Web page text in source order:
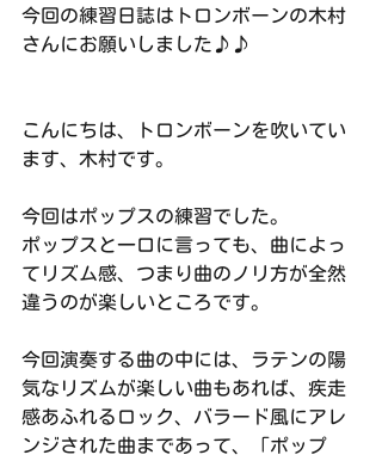
今回の練習日誌はトロンボーンの木村
さんにお願いしました♪♪
こんにちは、トロンボーンを吹いてい
ます、木村です。
今回はポップスの練習でした。
ポップスと一口に言っても、曲によっ
てリズム感、つまり曲のノリ方が全然
違うのが楽しいところです。
今回演奏する曲の中には、ラテンの陽
気なリズムが楽しい曲もあれば、疾走
感あふれるロック、バラード風にアレ
ンジされた曲まであって、「ポップ